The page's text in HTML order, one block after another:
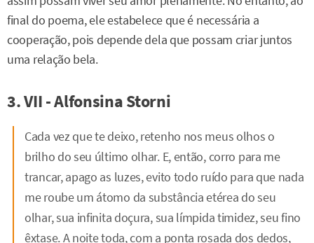
final do poema, ele estabelece que é necessária a
cooperação, pois depende dela que possam criar juntos
uma relação bela.
3. VII - Alfonsina Storni
Cada vez que te deixo, retenho nos meus olhos o
brilho do seu último olhar. E, então, corro para me
trancar, apago as luzes, evito todo ruído para que nada
me roube um átomo da substância etérea do seu
olhar, sua infinita doçura, sua límpida timidez, seu fino
êxtase. A noite toda, com a ponta rosada dos dedos,